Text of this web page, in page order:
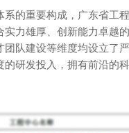
的重要构成，广东省工
力雄厚、创新能力卓越
队建设等维度均设立了
研发投入，拥有前沿的